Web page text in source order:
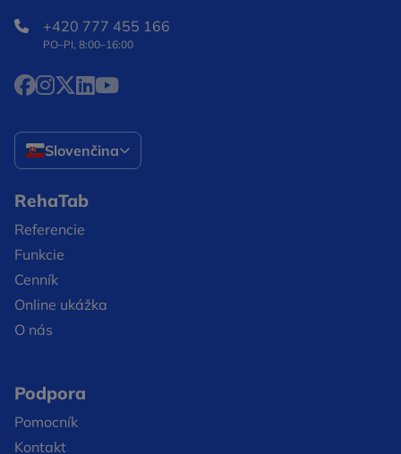
+420 777 455 166
PO–PI, 8:00–16:00
Facebook Otvorí sa v novom okne
Instagram Otvorí sa v novom okne
X Otvorí sa v novom okne
LinkedIn Otvorí sa v novom okne
YouTube Otvorí sa v novom okne
Slovenčina
RehaTab
Referencie
Funkcie
Cenník
Online ukážka
O nás
Podpora
Pomocník
Kontakt